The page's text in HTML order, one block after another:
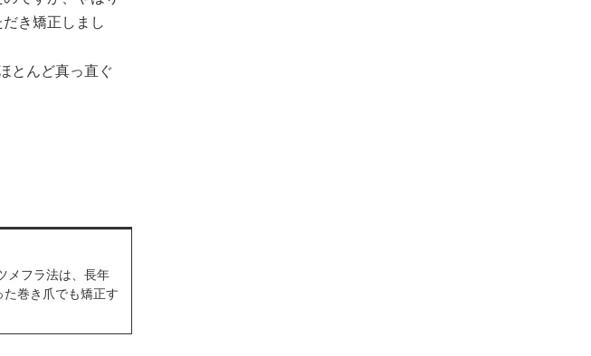
き矯正しまし
とんど真っ直ぐ
メフラ法は、長年
巻き爪でも矯正す